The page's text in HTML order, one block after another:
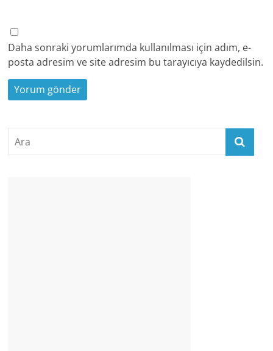
Daha sonraki yorumlarımda kullanılması için adım, e-
posta adresim ve site adresim bu tarayıcıya kaydedilsin.